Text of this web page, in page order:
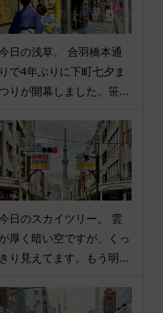
日の浅草。 合羽橋本通
りで4年ぶりに下町七夕ま
りが開幕しました。笹...
日のスカイツリー。 雲
が厚く暗い空ですが、くっ
きり見えてます。もう明...